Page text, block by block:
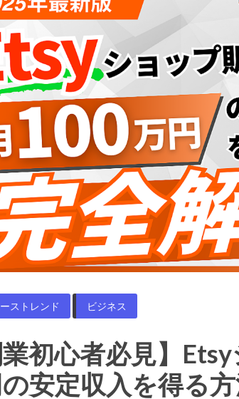
ストレンド ビジネス
業初心者必見】
安定収入を得る方